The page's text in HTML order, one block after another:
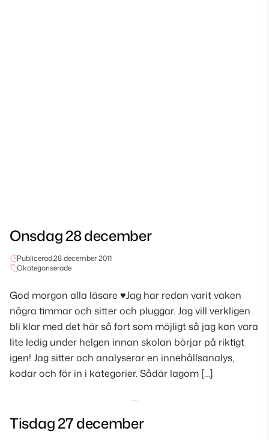
Onsdag 28 december
Publicerad,28 december 2011
Okategoriserade
God morgon alla läsare ♥Jag har redan varit vaken
några timmar och sitter och pluggar. Jag vill verkligen
bli klar med det här så fort som möjligt så jag kan vara
lite ledig under helgen innan skolan börjar på riktigt
igen! Jag sitter och analyserar en innehållsanalys,
kodar och för in i kategorier. Sådär lagom […]
Tisdag 27 december